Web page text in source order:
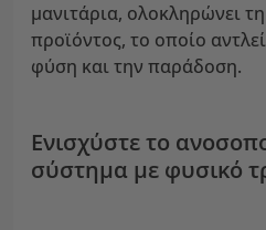
μανιτάρια, ολοκληρώνει
προϊόντος, το οποίο
φύση και την παράδοση.
Ενισχύστε το
σύστημα με φυσικό